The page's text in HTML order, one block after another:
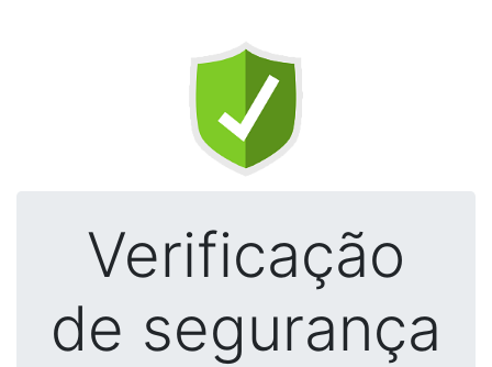
Verificação
de segurança